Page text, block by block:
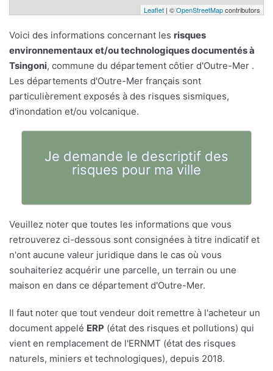
Leaflet | ©OpenStreetMapcontributors
Voici des informations concernant les risques
environnementaux et/ou technologiques documentés à
Tsingoni, commune du département côtier d'Outre-Mer .
Les départements d'Outre-Mer français sont
particulièrement exposés à des risques sismiques,
d'inondation et/ou volcanique.
Je demande le descriptif des
risques pour ma ville
Veuillez noter que toutes les informations que vous
retrouverez ci-dessous sont consignées à titre indicatif et
n'ont aucune valeur juridique dans le cas où vous
souhaiteriez acquérir une parcelle, un terrain ou une
maison en dans ce département d'Outre-Mer.
Il faut noter que tout vendeur doit remettre à l'acheteur un
document appelé ERP (état des risques et pollutions) qui
vient en remplacement de l'ERNMT (état des risques
naturels, miniers et technologiques), depuis 2018.